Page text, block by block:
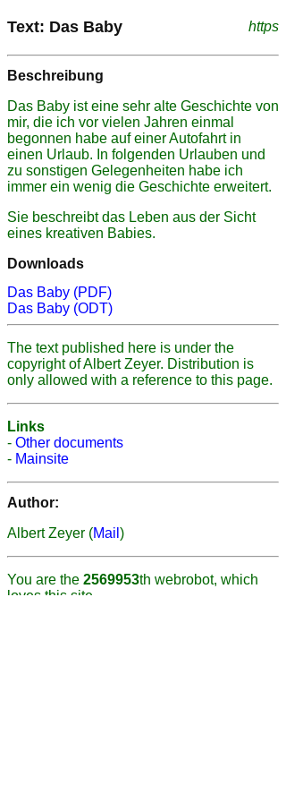
Text: Das Baby https
Beschreibung
Das Baby ist eine sehr alte Geschichte von
mir, die ich vor vielen Jahren einmal
begonnen habe auf einer Autofahrt in
einen Urlaub. In folgenden Urlauben und
zu sonstigen Gelegenheiten habe ich
immer ein wenig die Geschichte erweitert.
Sie beschreibt das Leben aus der Sicht
eines kreativen Babies.
Downloads
Das Baby (PDF)
Das Baby (ODT)
The text published here is under the
copyright of Albert Zeyer. Distribution is
only allowed with a reference to this page.
Links
- Other documents
- Mainsite
Author:
Albert Zeyer (Mail )
You are the 2569953th webrobot, which
loves this site.